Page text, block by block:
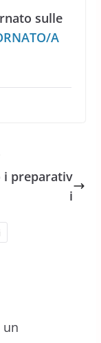
sulle
A
i preparativ
i
un